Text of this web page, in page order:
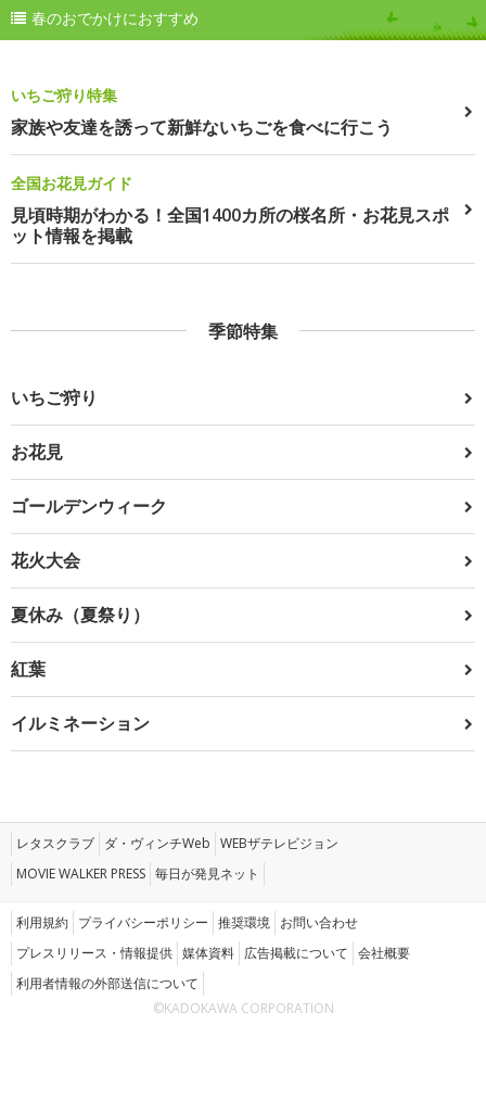
春のおでかけにおすすめ
いちご狩り特集
家族や友達を誘って新鮮ないちごを食べに行こう
全国お花見ガイド
見頃時期がわかる！全国1400カ所の桜名所・お花見スポ
ット情報を掲載
季節特集
いちご狩り
お花見
ゴールデンウィーク
花火大会
夏休み（夏祭り）
紅葉
イルミネーション
レタスクラブ ダ・ヴィンチWeb WEBザテレビジョン
MOVIE WALKER PRESS 毎日が発見ネット
利用規約 プライバシーポリシー 推奨環境 お問い合わせ
プレスリリース・情報提供 媒体資料 広告掲載について 会社概要
利用者情報の外部送信について
©KADOKAWA CORPORATION